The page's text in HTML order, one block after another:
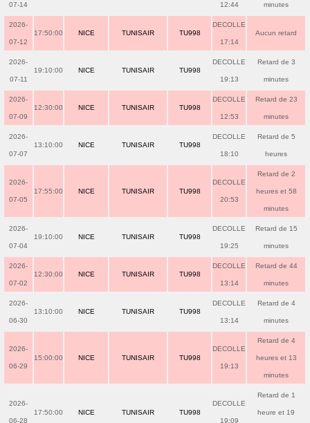
07-14 12:44 minutes
2026-
07-12
17:50:00 NICE TUNISAIR TU998
DECOLLE
17:14
Aucun retard
2026-
07-11
19:10:00 NICE TUNISAIR TU998
DECOLLE
19:13
Retard de 3
minutes
2026-
07-09
12:30:00 NICE TUNISAIR TU998
DECOLLE
12:53
Retard de 23
minutes
2026-
07-07
13:10:00 NICE TUNISAIR TU998
DECOLLE
18:10
Retard de 5
heures
2026-
07-05
17:55:00 NICE TUNISAIR TU998
DECOLLE
20:53
Retard de 2
heures et 58
minutes
2026-
07-04
19:10:00 NICE TUNISAIR TU998
DECOLLE
19:25
Retard de 15
minutes
2026-
07-02
12:30:00 NICE TUNISAIR TU998
DECOLLE
13:14
Retard de 44
minutes
2026-
06-30
13:10:00 NICE TUNISAIR TU998
DECOLLE
13:14
Retard de 4
minutes
2026-
06-29
15:00:00 NICE TUNISAIR TU998
DECOLLE
19:13
Retard de 4
heures et 13
minutes
2026-
06-28
17:50:00 NICE TUNISAIR TU998
DECOLLE
19:09
Retard de 1
heure et 19